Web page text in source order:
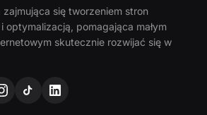
zajmująca się tworzeniem stron
optymalizacją, pomagająca małym
skutecznie rozwijać się w